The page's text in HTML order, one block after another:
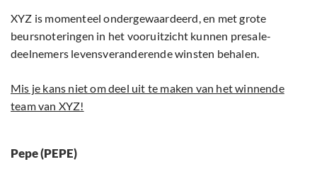
XYZ is momenteel ondergewaardeerd, en met grote
beursnoteringen in het vooruitzicht kunnen presale-
deelnemers levensveranderende winsten behalen.
Mis je kans niet om deel uit te maken van het winnende
team van XYZ!
Pepe (PEPE)